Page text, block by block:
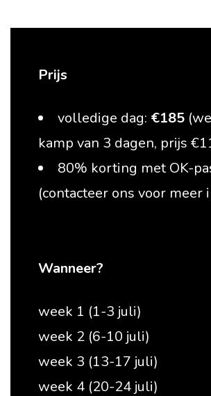
Prijs
volledige dag: €185
kamp van 3 dagen, prijs
80% korting met OK-
(contacteer ons voor meer
Wanneer?
week 1 (1-3 juli)
week 2 (6-10 juli)
week 3 (13-17 juli)
week 4 (20-24 juli)